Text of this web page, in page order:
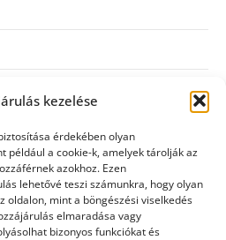
kezelése
érdekében olyan
például a cookie-k, amelyek tárolják az
azokhoz. Ezen
lehetővé teszi számunkra, hogy olyan
oldalon, mint a böngészési viselkedés
elmaradása vagy
bizonyos funkciókat és